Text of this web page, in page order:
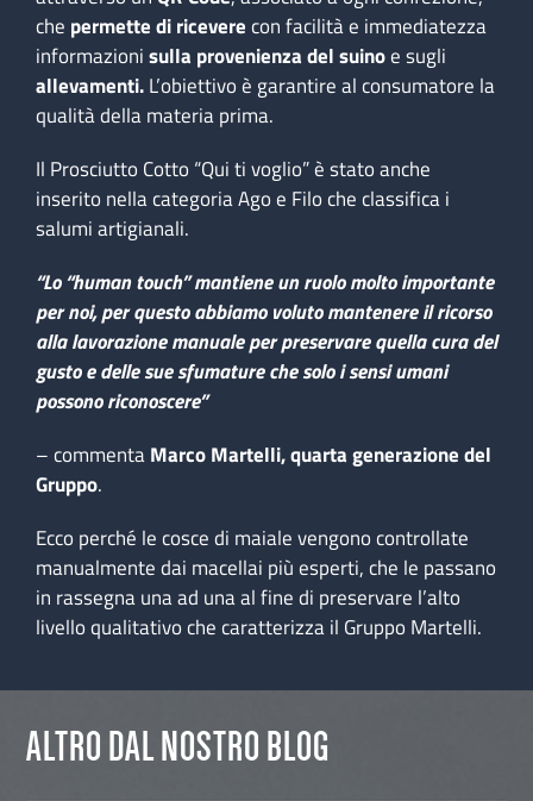
che permette di riceverecon facilità e immediatezza
informazionisulla provenienza del suinoe sugli
allevamenti.L’obiettivo è garantire al consumatore la
qualità della materia prima.
Il Prosciutto Cotto “Qui ti voglio” è stato anche
inserito nella categoria Ago e Filo che classifica i
salumi artigianali.
“Lo “human touch” mantiene un ruolo molto importante
per noi, per questo abbiamo voluto mantenere il ricorso
alla lavorazione manuale per preservare quella cura del
gusto e delle sue sfumature che solo i sensi umani
possono riconoscere”
– commentaMarco Martelli, quarta generazione del
Gruppo.
Ecco perché le cosce di maiale vengono controllate
manualmente dai macellai più esperti, che le passano
in rassegna una ad una al fine di preservare l’alto
livello qualitativo che caratterizza il Gruppo Martelli.
ALTRO DAL NOSTRO BLOG